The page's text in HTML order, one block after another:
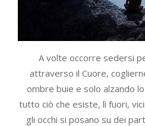
A volte occorre sedersi
attraverso il Cuore,
ombre buie e solo alzando
tutto ciò che esiste, lì fuori,
gli occhi si posano su dei